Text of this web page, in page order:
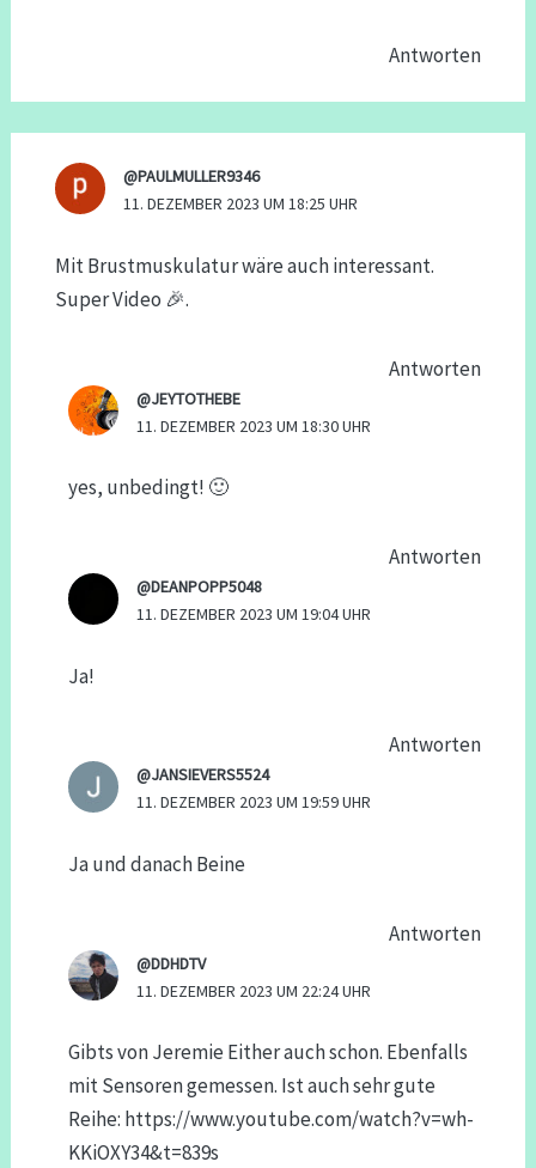
Antworten
@PAULMULLER9346
11. DEZEMBER 2023 UM 18:25 UHR
Mit Brustmuskulatur wäre auch interessant.
Super Video 🎉.
Antworten
@JEYTOTHEBE
11. DEZEMBER 2023 UM 18:30 UHR
yes, unbedingt! 🙂
Antworten
@DEANPOPP5048
11. DEZEMBER 2023 UM 19:04 UHR
Ja!
Antworten
@JANSIEVERS5524
11. DEZEMBER 2023 UM 19:59 UHR
Ja und danach Beine
Antworten
@DDHDTV
11. DEZEMBER 2023 UM 22:24 UHR
Gibts von Jeremie Either auch schon. Ebenfalls
mit Sensoren gemessen. Ist auch sehr gute
Reihe: https://www.youtube.com/watch?v=wh-
KKiOXY34&t=839s